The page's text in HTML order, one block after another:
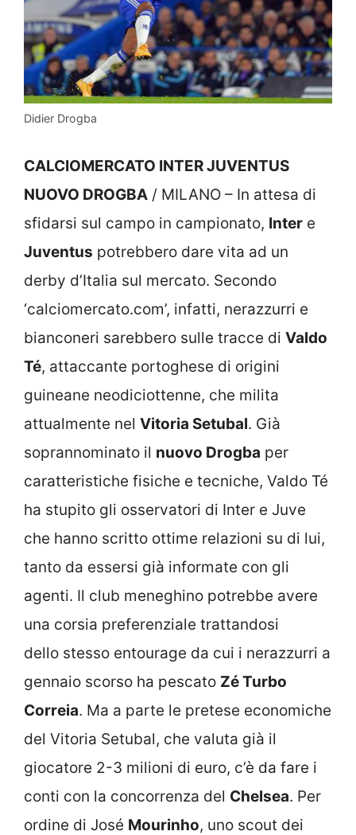
Didier Drogba
CALCIOMERCATO INTER JUVENTUS
NUOVO DROGBA / MILANO – In attesa di
sfidarsi sul campo in campionato, Inter e
Juventus potrebbero dare vita ad un
derby d’Italia sul mercato. Secondo
‘calciomercato.com’, infatti, nerazzurri e
bianconeri sarebbero sulle tracce di Valdo
Té, attaccante portoghese di origini
guineane neodiciottenne, che milita
attualmente nel Vitoria Setubal. Già
soprannominato il nuovo Drogba per
caratteristiche fisiche e tecniche, Valdo Té
ha stupito gli osservatori di Inter e Juve
che hanno scritto ottime relazioni su di lui,
tanto da essersi già informate con gli
agenti. Il club meneghino potrebbe avere
una corsia preferenziale trattandosi
dello stesso entourage da cui i nerazzurri a
gennaio scorso ha pescato Zé Turbo
Correia. Ma a parte le pretese economiche
del Vitoria Setubal, che valuta già il
giocatore 2-3 milioni di euro, c’è da fare i
conti con la concorrenza del Chelsea. Per
ordine di José Mourinho, uno scout dei